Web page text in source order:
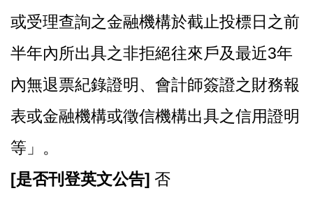
或受理查詢之金融機構於截止投標日之前
半年內所出具之非拒絕往來戶及最近3年
內無退票紀錄證明、會計師簽證之財務報
表或金融機構或徵信機構出具之信用證明
等」。
[是否刊登英文公告] 否